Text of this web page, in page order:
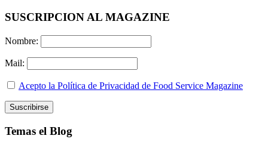
SUSCRIPCION AL MAGAZINE
Nombre:
Mail:
Acepto la Política de Privacidad de Food Service Magazine
Temas el Blog